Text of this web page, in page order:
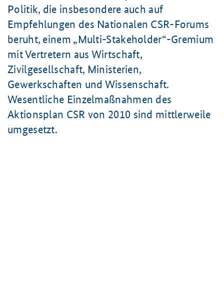
Politik, die insbesondere auch auf
Empfehlungen des Nationalen CSR-Forums
beruht, einem „Multi-Stakeholder“-Gremium
mit Vertretern aus Wirtschaft,
Zivilgesellschaft, Ministerien,
Gewerkschaften und Wissenschaft.
Wesentliche Einzelmaßnahmen des
Aktionsplan CSR von 2010 sind mittlerweile
umgesetzt.